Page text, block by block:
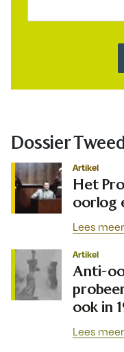
Dossier
Artikel
Het
oorlog
Lees meer
Artikel
Anti-
probeerden de
ook in
Lees meer